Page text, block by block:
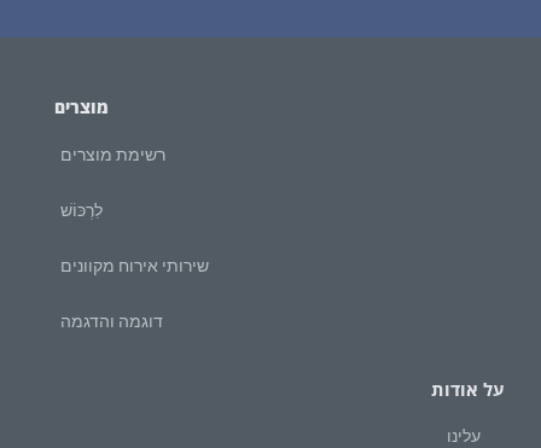
מוצרים
רשימת מוצרים
לִרְכּוֹשׁ
שירותי אירוח מקוונים
דוגמה והדגמה
על אודות
עלינו